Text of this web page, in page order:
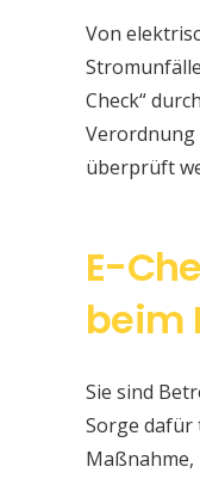
Von
Check“
Verordnung
überprüft
E-
beim
Sie sind
Sorge dafür
Maßnahme,